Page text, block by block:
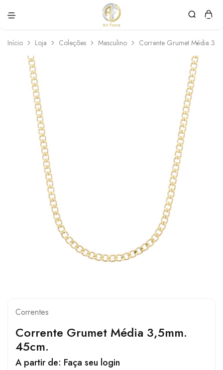
Force
personalizadas
Início Loja Coleções Masculino Corrente Grumet Média
Correntes
Corrente Grumet Média 3,5mm.
45cm.
A partir de: Faça seu login